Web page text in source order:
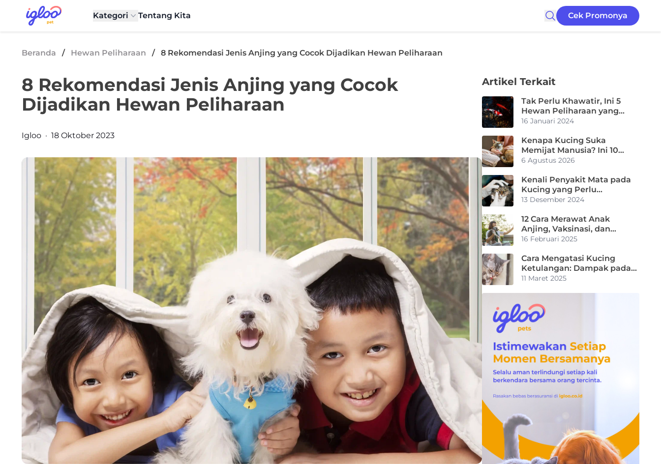
Skip to content
Igloo Blog
Kategori
Tentang Kita Cek Promonya
Beranda / Hewan Peliharaan / 8 Rekomendasi Jenis Anjing yang Cocok Dijadikan Hewan Peliharaan
8 Rekomendasi Jenis Anjing yang Cocok
Dijadikan Hewan Peliharaan
Posted by
Igloo · 18 Oktober 2023
Artikel Terkait
Tak Perlu Khawatir, Ini 5
Hewan Peliharaan yang
Tidak Bau
16 Januari 2024
Kenapa Kucing Suka
Memijat Manusia? Ini 10
Alasan Utamanya
6 Agustus 2026
Kenali Penyakit Mata pada
Kucing yang Perlu
Diwaspadai
13 Desember 2024
12 Cara Merawat Anak
Anjing, Vaksinasi, dan
Perkembangannya
16 Februari 2025
Cara Mengatasi Kucing
Ketulangan: Dampak pada
Kucing dan Ciri-Cirinya
11 Maret 2025